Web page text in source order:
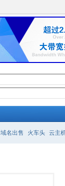
域名出售 火车头 云主